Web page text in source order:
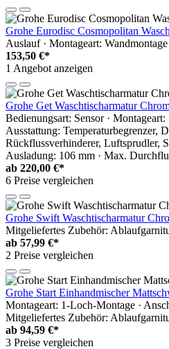
Grohe Eurodisc Cosmopolitan
Auslauf · Montageart: Wandmontage
153,50 €*
1 Angebot anzeigen
Grohe Get Waschtischarmatur
Bedienungsart: Sensor ·
Ausstattung: Temperaturbegrenzer,
Rückflussverhinderer, Luftsprudler,
Ausladung: 106 mm · Max.
ab 220,00 €*
6 Preise vergleichen
Grohe Swift Waschtischarmatur
Mitgeliefertes Zubehör:
ab 57,99 €*
2 Preise vergleichen
Grohe Start Einhandmischer
Montageart: 1-Loch-Montage ·
Mitgeliefertes Zubehör:
ab 94,59 €*
3 Preise vergleichen